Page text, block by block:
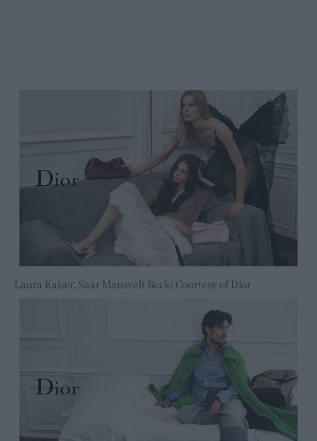
Laura Kaiser, Saar Mansvelt Beck/ Courtesy of Dior